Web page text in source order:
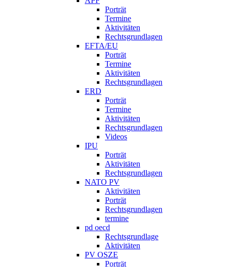
Porträt
Termine
Aktivitäten
Rechtsgrundlagen
EFTA/EU
Porträt
Termine
Aktivitäten
Rechtsgrundlagen
ERD
Porträt
Termine
Aktivitäten
Rechtsgrundlagen
Videos
IPU
Porträt
Aktivitäten
Rechtsgrundlagen
NATO PV
Aktivitäten
Porträt
Rechtsgrundlagen
termine
pd oecd
Rechtsgrundlage
Aktivitäten
PV OSZE
Porträt